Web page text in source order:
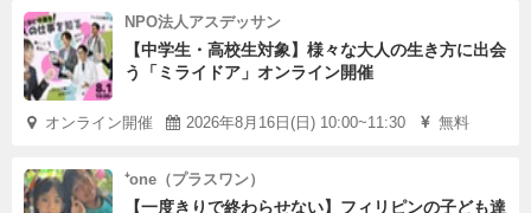
NPO法人アスデッサン
【中学生・高校生対象】様々な大人の生き方に出会
う「ミライドア」オンライン開催
オンライン開催 2026年8月16日(日) 10:00~11:30 無料
⁺one（プラスワン）
【一度きりで終わらせない】フィリピンの子ども達